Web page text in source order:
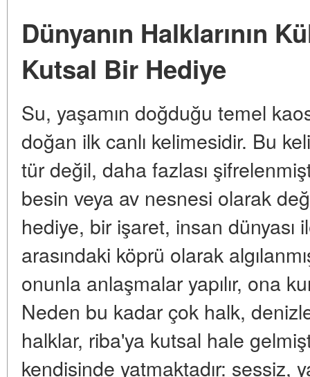
Dünyanın Halklarının
Kutsal Bir Hediye
Su, yaşamın doğduğu temel
doğan ilk canlı kelimesidir. Bu
tür değil, daha fazlası
besin veya av nesnesi olarak
hediye, bir işaret, insan dünyası
arasındaki köprü olarak
onunla anlaşmalar yapılır, ona
Neden bu kadar çok halk,
halklar, riba'ya kutsal hale
kendisinde yatmaktadır: sessiz,